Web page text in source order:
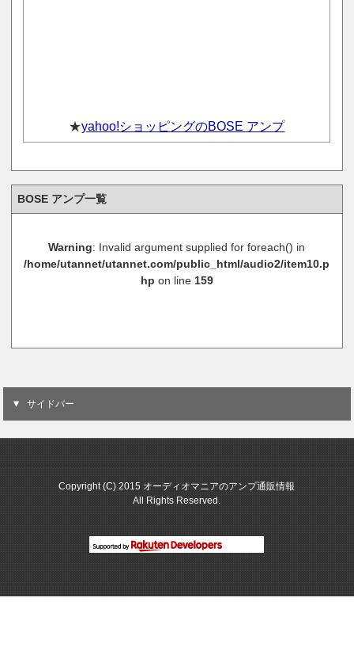
★yahoo!ショッピングのBOSE アンプ
BOSE アンプ一覧
Warning: Invalid argument supplied for foreach() in
/home/utannet/utannet.com/public_html/audio2/item10.p
hp on line 159
サイドバー
Copyright (C) 2015 オーディオマニアのアンプ通販情報
All Rights Reserved.